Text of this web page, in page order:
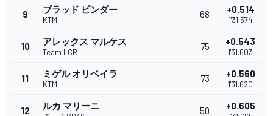
9 ブラッド ビンダー
KTM
68 +0.514
1'31.574
10 アレックス マルケス
Team LCR
75 +0.543
1'31.603
11 ミゲル オリベイラ
KTM
73 +0.560
1'31.620
12 ルカ マリーニ 50 +0.605